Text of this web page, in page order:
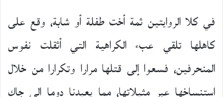
في كلا الروايتين ثمة أخت طفلة أو شابة، وقع على
كاهلها تلقي عبء الكراهية التي أثقلت نفوس
المنحرفين، فسعوا إلى قتلها مرارا وتكرارا من خلال